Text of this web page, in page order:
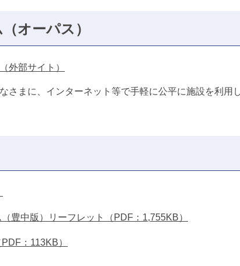
オーパス）
外部サイト）
さまに、インターネット等で手軽に公平に施設を利用
豊中版）リーフレット（PDF：1,755KB）
：113KB）